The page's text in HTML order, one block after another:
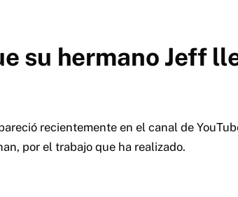
su hermano Jeff
recientemente en el canal de
por el trabajo que ha realizado.